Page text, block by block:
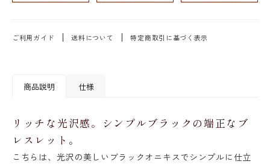
ご利用ガイド 送料について 特定商取引に基づく表示
商品説明 仕様
リッチな光沢感。シンプルブラックの端正なブ
レスレット。
こちらは、光沢の美しいブラックオニキスでシンプルに仕立